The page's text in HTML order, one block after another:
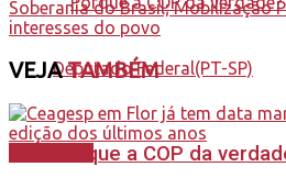
Porque a COP da
Soberania do Brasil; Mobilização
interesses do povo
VEJATAMBÉM